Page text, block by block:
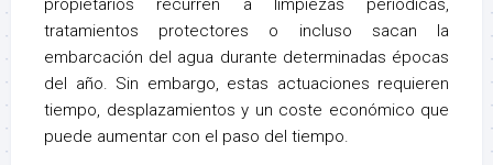
propietarios recurren a limpiezas periódicas,
tratamientos protectores o incluso sacan la
embarcación del agua durante determinadas épocas
del año. Sin embargo, estas actuaciones requieren
tiempo, desplazamientos y un coste económico que
puede aumentar con el paso del tiempo.